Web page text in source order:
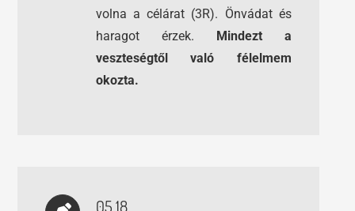
volna a célárat (3R). Önvádat és
haragot érzek. Mindezt a
veszteségtől való félelmem
okozta.
05.18.